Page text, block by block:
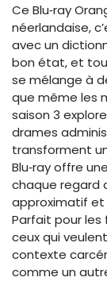
Ce Blu‑ray
néerlandaise,
avec un
bon état, et
se mélange à
que même les
saison 3
drames
transforment
Blu‑ray offre
chaque regard
approximatif
Parfait pour les
ceux qui
contexte
comme un